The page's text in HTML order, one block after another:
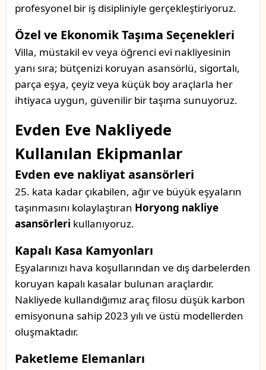
profesyonel bir iş disipliniyle gerçekleştiriyoruz.
Özel ve Ekonomik Taşıma Seçenekleri
Villa, müstakil ev veya öğrenci evi nakliyesinin
yanı sıra; bütçenizi koruyan asansörlü, sigortalı,
parça eşya, çeyiz veya küçük boy araçlarla her
ihtiyaca uygun, güvenilir bir taşıma sunuyoruz.
Evden Eve Nakliyede
Kullanılan Ekipmanlar
Evden eve nakliyat asansörleri
25. kata kadar çıkabilen, ağır ve büyük eşyaların
taşınmasını kolaylaştıran Horyong nakliye
asansörleri kullanıyoruz.
Kapalı Kasa Kamyonları
Eşyalarınızı hava koşullarından ve dış darbelerden
koruyan kapalı kasalar bulunan araçlardır.
Nakliyede kullandığımız araç filosu düşük karbon
emisyonuna sahip 2023 yılı ve üstü modellerden
oluşmaktadır.
Paketleme Elemanları